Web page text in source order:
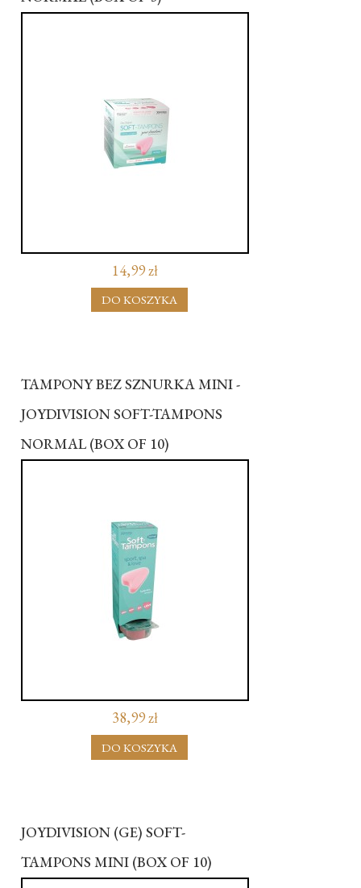
14,99 zł
DO KOSZYKA
TAMPONY BEZ SZNURKA MINI -
JOYDIVISION SOFT-TAMPONS
NORMAL (BOX OF 10)
38,99 zł
DO KOSZYKA
JOYDIVISION (GE) SOFT-
TAMPONS MINI (BOX OF 10)